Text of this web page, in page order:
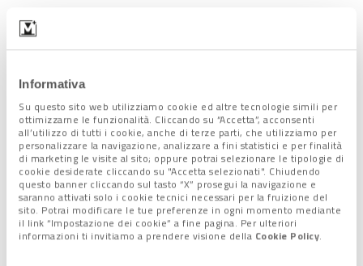
Informativa
Su questo sito web utilizziamo cookie ed altre tecnologie simili per
ottimizzarne le funzionalità. Cliccando su “Accetta”, acconsenti
all’utilizzo di tutti i cookie, anche di terze parti, che utilizziamo per
personalizzare la navigazione, analizzare a fini statistici e per finalità
di marketing le visite al sito; oppure potrai selezionare le tipologie di
cookie desiderate cliccando su "Accetta selezionati". Chiudendo
questo banner cliccando sul tasto “X” prosegui la navigazione e
saranno attivati solo i cookie tecnici necessari per la fruizione del
sito. Potrai modificare le tue preferenze in ogni momento mediante
il link “Impostazione dei cookie” a fine pagina. Per ulteriori
informazioni ti invitiamo a prendere visione della Cookie Policy.
Leggi anche:https://www.metropolitano.it/mose-convegno-
53842-milioni/
Lascia un commento +
Tag:Mose